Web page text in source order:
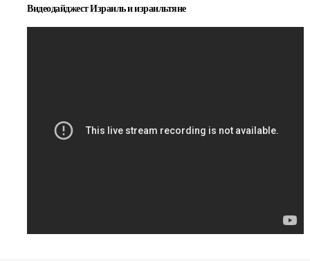
Видеодайджест Израиль и израильтяне